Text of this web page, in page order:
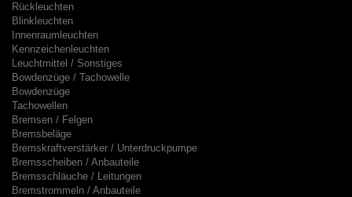
Rückleuchten
Blinkleuchten
Innenraumleuchten
Kennzeichenleuchten
Leuchtmittel / Sonstiges
Bowdenzüge / Tachowelle
Bowdenzüge
Tachowellen
Bremsen / Felgen
Bremsbeläge
Bremskraftverstärker / Unterdruckpumpe
Bremsscheiben / Anbauteile
Bremsschläuche / Leitungen
Bremstrommeln / Anbauteile